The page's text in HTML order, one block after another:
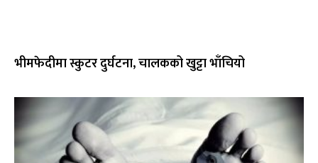
भीमफेदीमा स्कुटर दुर्घटना, चालकको खुट्टा भाँचियो